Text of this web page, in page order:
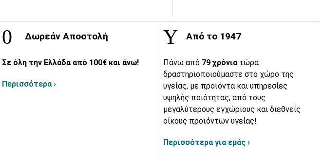
Δωρεάν Αποστολή
Σε όλη την Ελλάδα από 100€ και άνω!
Περισσότερα ›
Από το 1947
Πάνω από 79 χρόνια τώρα
δραστηριοποιούμαστε στο χώρο της
υγείας, με προϊόντα και υπηρεσίες
υψηλής ποιότητας, από τους
μεγαλύτερους εγχώριους και διεθνείς
οίκους προϊόντων υγείας!
Περισσότερα για εμάς ›